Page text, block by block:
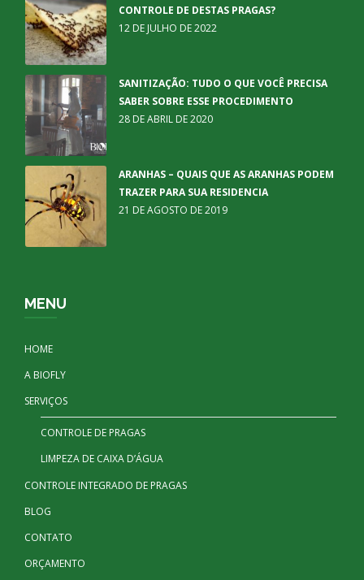
CONTROLE DE DESTAS PRAGAS?
12 DE JULHO DE 2022
SANITIZAÇÃO: TUDO O QUE VOCÊ PRECISA
SABER SOBRE ESSE PROCEDIMENTO
28 DE ABRIL DE 2020
ARANHAS – QUAIS QUE AS ARANHAS PODEM
TRAZER PARA SUA RESIDENCIA
21 DE AGOSTO DE 2019
MENU
HOME
A BIOFLY
SERVIÇOS
CONTROLE DE PRAGAS
LIMPEZA DE CAIXA D’ÁGUA
CONTROLE INTEGRADO DE PRAGAS
BLOG
CONTATO
ORÇAMENTO